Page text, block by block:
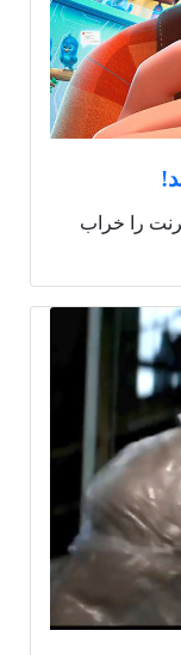
رالف اینترنت را خراب